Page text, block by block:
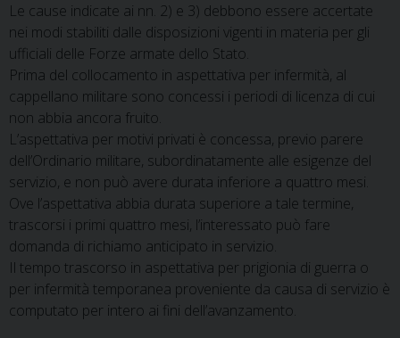
Le cause indicate ai nn. 2) e 3) debbono essere accertate
nei modi stabiliti dalle disposizioni vigenti in materia per gli
ufficiali delle Forze armate dello Stato.
Prima del collocamento in aspettativa per infermità, al
cappellano militare sono concessi i periodi di licenza di cui
non abbia ancora fruito.
L’aspettativa per motivi privati è concessa, previo parere
dell’Ordinario militare, subordinatamente alle esigenze del
servizio, e non può avere durata inferiore a quattro mesi.
Ove l’aspettativa abbia durata superiore a tale termine,
trascorsi i primi quattro mesi, l’interessato può fare
domanda di richiamo anticipato in servizio.
Il tempo trascorso in aspettativa per prigionia di guerra o
per infermità temporanea proveniente da causa di servizio è
computato per intero ai fini dell’avanzamento.